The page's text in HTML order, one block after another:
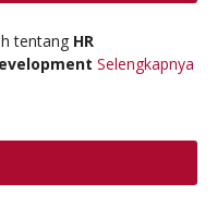
tentang HR
Selengkapnya